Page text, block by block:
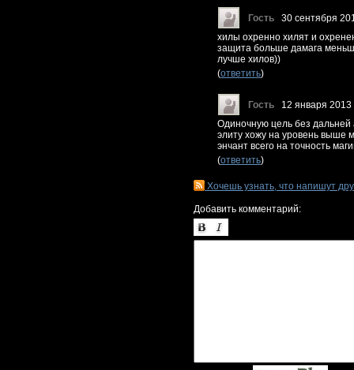
Гость
30 сентября
хилы охренно хилят и
защита больше дамага
лучше хилов))
(ответить)
Гость
12 января 2013
Одиночную цель без
элиту хожу на уровень выше
энчант всего на точность
(ответить)
Хочешь узнать, что напишут
Добавить комментарий: